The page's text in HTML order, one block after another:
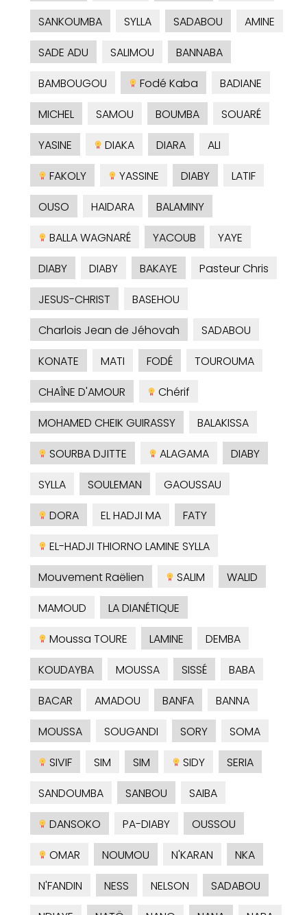
SANKOUMBA
SYLLA SADABOU
AMINE
SADE ADU
SALIMOU
BANNABA
BAMBOUGOU
Fodé Kaba
BADIANE
MICHEL
SAMOU BOUMBA
SOUARÉ
YASINE
DIAKA DIARA
ALI
FAKOLY
YASSINE DIABY
LATIF
OUSO
HAIDARA
BALAMINY
BALLA WAGNARÉ
YACOUB
YAYE
DIABY
DIABY BAKAYE
Pasteur Chris
JESUS-CHRIST
BASEHOU
Charlois Jean de Jéhovah
SADABOU
KONATE
MATI FODÉ
TOUROUMA
CHAÎNE D'AMOUR
Chérif
MOHAMED CHEIK GUIRASSY
BALAKISSA
SOURBA DJITTE
ALAGAMA
DIABY
SYLLA
SOULEMAN
GAOUSSAU
DORA
EL HADJI MA
FATY
EL-HADJI THIORNO LAMINE SYLLA
Mouvement Raëlien
SALIM
WALID
MAMOUD
LA DIANÉTIQUE
Moussa TOURE
LAMINE
DEMBA
KOUDAYBA
MOUSSA SISSÉ
BABA
BACAR
AMADOU BANFA
BANNA
MOUSSA
SOUGANDI SORY
SOMA
SIVIF
SIM SIM SIDY
SERIA
SANDOUMBA
SANBOU
SAIBA
DANSOKO
PA-DIABY
OUSSOU
OMAR
NOUMOU N'KARAN
NKA
N'FANDIN
NESS NELSON
SADABOU